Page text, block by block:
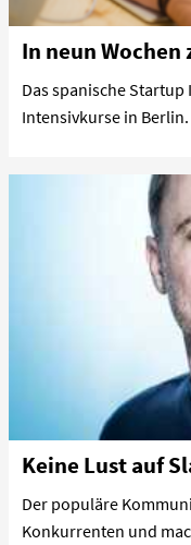
In neun
Das spanische
Intensivkurse in Berlin.
Keine Lust auf
Der populäre
Konkurrenten und